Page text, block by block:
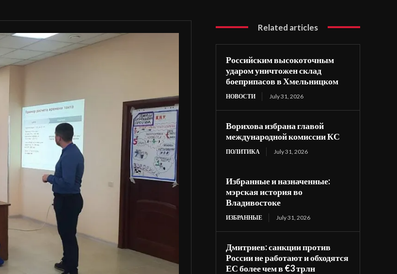
Related articles
Российским высокоточным
ударом уничтожен склад
боеприпасов в Хмельницком
НОВОСТИ July 31, 2026
Ворихова избрана главой
международной комиссии КС
ПОЛИТИКА July 31, 2026
Избранные и назначенные:
мэрская история во
Владивостоке
ИЗБРАННЫЕ July 31, 2026
Дмитриев: санкции против
России не работают и обходятся
ЕС более чем в €3 трлн